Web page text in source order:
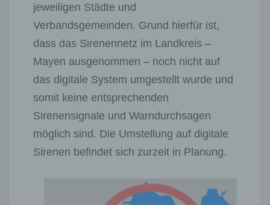
jeweiligen Städte und
Verbandsgemeinden. Grund hierfür ist,
dass das Sirenennetz im Landkreis –
Mayen ausgenommen – noch nicht auf
das digitale System umgestellt wurde und
somit keine entsprechenden
Sirenensignale und Warndurchsagen
möglich sind. Die Umstellung auf digitale
Sirenen befindet sich zurzeit in Planung.